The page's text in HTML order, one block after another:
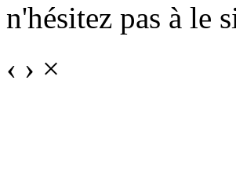
n'hésitez pas à le
‹ › ×